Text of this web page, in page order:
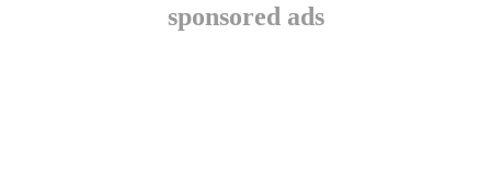
sponsored ads